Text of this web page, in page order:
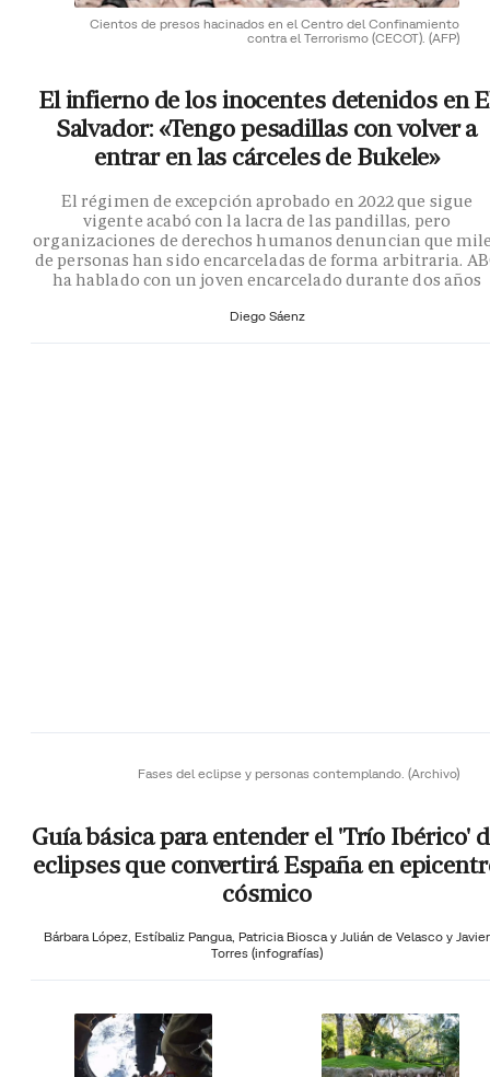
Cientos de presos hacinados en el Centro del Confinamiento
contra el Terrorismo (CECOT). (AFP)
El infierno de los inocentes detenidos en
Salvador: «Tengo pesadillas con volver a
entrar en las cárceles de Bukele»
El régimen de excepción aprobado en 2022 que sigue
vigente acabó con la lacra de las pandillas, pero
organizaciones de derechos humanos denuncian que
de personas han sido encarceladas de forma arbitraria.
ha hablado con un joven encarcelado durante dos años
Diego Sáenz
Fases del eclipse y personas contemplando. (Archivo)
Guía básica para entender el 'Trío Ibérico'
eclipses que convertirá España en
cósmico
Bárbara López, Estíbaliz Pangua, Patricia Biosca y Julián de Velasco y Javier
Torres (infografías)